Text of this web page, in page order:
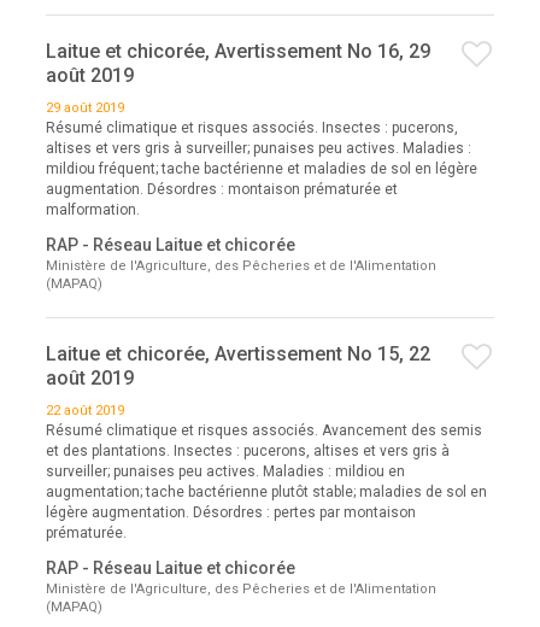
Laitue et chicorée, Avertissement No 16, 29
août 2019
29 août 2019
Résumé climatique et risques associés. Insectes : pucerons,
altises et vers gris à surveiller; punaises peu actives. Maladies :
mildiou fréquent; tache bactérienne et maladies de sol en légère
augmentation. Désordres : montaison prématurée et
malformation.
RAP - Réseau Laitue et chicorée
Ministère de l'Agriculture, des Pêcheries et de l'Alimentation
(MAPAQ)
Laitue et chicorée, Avertissement No 15, 22
août 2019
22 août 2019
Résumé climatique et risques associés. Avancement des semis
et des plantations. Insectes : pucerons, altises et vers gris à
surveiller; punaises peu actives. Maladies : mildiou en
augmentation; tache bactérienne plutôt stable; maladies de sol en
légère augmentation. Désordres : pertes par montaison
prématurée.
RAP - Réseau Laitue et chicorée
Ministère de l'Agriculture, des Pêcheries et de l'Alimentation
(MAPAQ)